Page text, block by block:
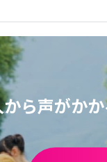
ら声がか